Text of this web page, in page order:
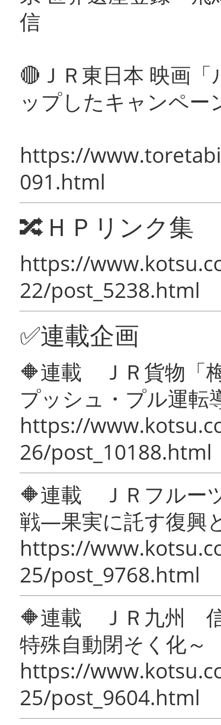
信
🔴ＪＲ東日本 映画
ップしたキャンペー
https://
091.html
🔀ＨＰリンク集
https://
22/post_5238.html
✅連載企画
🔶連載 ＪＲ貨物「
プッシュ・プル運転
https://
26/post_10188.html
🔶連載 ＪＲフルー
戦―果実に託す復興
https://
25/post_9768.html
🔶連載 ＪＲ九州 信
特殊自動閉そく化～
https://
25/post_9604.html